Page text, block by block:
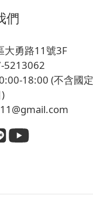
們
大勇路11號3F
5213062
18:00 (不含國定